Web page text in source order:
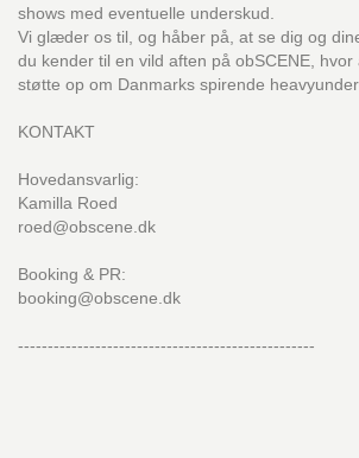
shows med eventuelle underskud.
Vi glæder os til, og håber på, at se dig og
du kender til en vild aften på obSCENE,
støtte op om Danmarks spirende
KONTAKT
Hovedansvarlig:
Kamilla Roed
roed@obscene.dk
Booking & PR:
booking@obscene.dk
--------------------------------------------------